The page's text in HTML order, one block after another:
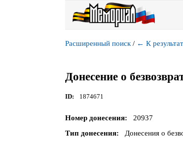
Расширенный поиск / ← К
Донесение о
ID 1874671
Номер донесения
20937
Тип донесения
Донесения о